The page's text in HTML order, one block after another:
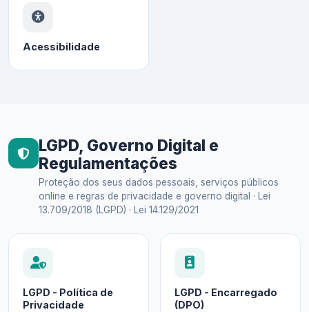
Acessibilidade
LGPD, Governo Digital e
Regulamentações
Proteção dos seus dados pessoais, serviços públicos
online e regras de privacidade e governo digital · Lei
13.709/2018 (LGPD) · Lei 14.129/2021
LGPD - Política de
Privacidade
LGPD - Encarregado
(DPO)